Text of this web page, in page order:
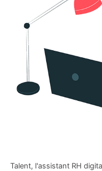
Talent, l'assistant RH